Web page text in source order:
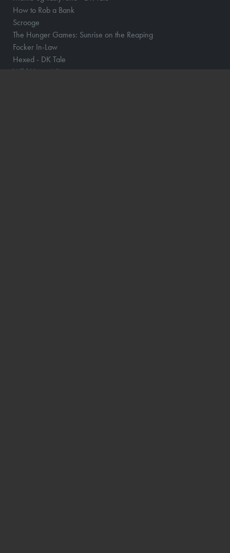
How to Rob a Bank
Scrooge
The Hunger Games: Sunrise on the Reaping
Focker In-Law
Hexed - DK Tale
Wild Horse Nine